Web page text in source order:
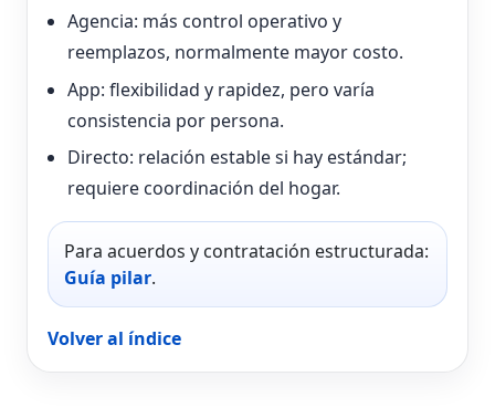
Agencia: más control operativo y
reemplazos, normalmente mayor costo.
App: flexibilidad y rapidez, pero varía
consistencia por persona.
Directo: relación estable si hay estándar;
requiere coordinación del hogar.
Para acuerdos y contratación estructurada:
Guía pilar.
Volver al índice